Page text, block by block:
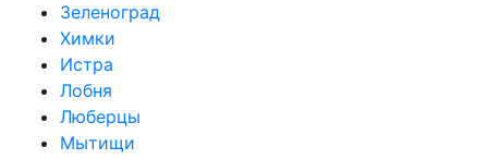
Зеленоград
Химки
Истра
Лобня
Люберцы
Мытищи